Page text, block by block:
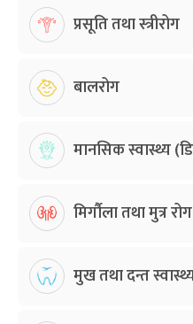
प्रसूति तथा स्त्रीरोग
बालरोग
मानसिक स्वास्थ्य
मिर्गौला तथा मुत्र रोग
मुख तथा दन्त